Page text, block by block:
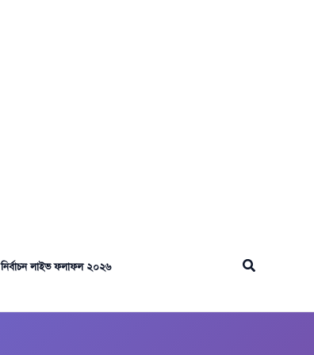
নির্বাচন লাইভ ফলাফল ২০২৬ Search